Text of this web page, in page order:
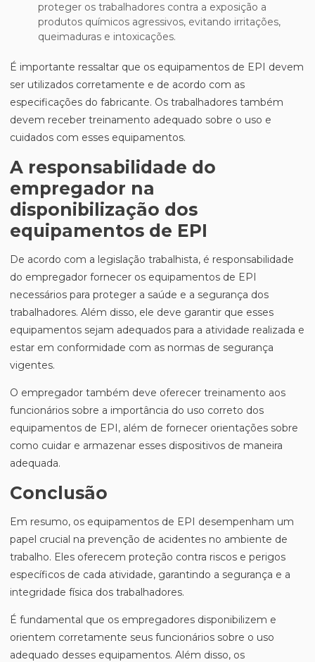
proteger os trabalhadores contra a exposição a
produtos químicos agressivos, evitando irritações,
queimaduras e intoxicações.
É importante ressaltar que os equipamentos de EPI devem
ser utilizados corretamente e de acordo com as
especificações do fabricante. Os trabalhadores também
devem receber treinamento adequado sobre o uso e
cuidados com esses equipamentos.
A responsabilidade do
empregador na
disponibilização dos
equipamentos de EPI
De acordo com a legislação trabalhista, é responsabilidade
do empregador fornecer os equipamentos de EPI
necessários para proteger a saúde e a segurança dos
trabalhadores. Além disso, ele deve garantir que esses
equipamentos sejam adequados para a atividade realizada e
estar em conformidade com as normas de segurança
vigentes.
O empregador também deve oferecer treinamento aos
funcionários sobre a importância do uso correto dos
equipamentos de EPI, além de fornecer orientações sobre
como cuidar e armazenar esses dispositivos de maneira
adequada.
Conclusão
Em resumo, os equipamentos de EPI desempenham um
papel crucial na prevenção de acidentes no ambiente de
trabalho. Eles oferecem proteção contra riscos e perigos
específicos de cada atividade, garantindo a segurança e a
integridade física dos trabalhadores.
É fundamental que os empregadores disponibilizem e
orientem corretamente seus funcionários sobre o uso
adequado desses equipamentos. Além disso, os